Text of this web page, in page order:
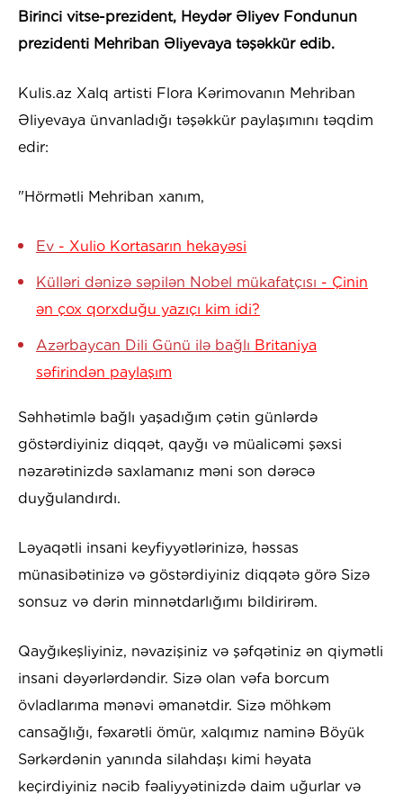
Birinci vitse-prezident, Heydər Əliyev Fondunun
prezidenti Mehriban Əliyevaya təşəkkür edib.
Kulis.az Xalq artisti Flora Kərimovanın Mehriban
Əliyevaya ünvanladığı təşəkkür paylaşımını təqdim
edir:
"Hörmətli Mehriban xanım,
Ev - Xulio Kortasarın hekayəsi
Külləri dənizə səpilən Nobel mükafatçısı - Çinin
ən çox qorxduğu yazıçı kim idi?
Azərbaycan Dili Günü ilə bağlı Britaniya
səfirindən paylaşım
Səhhətimlə bağlı yaşadığım çətin günlərdə
göstərdiyiniz diqqət, qayğı və müalicəmi şəxsi
nəzarətinizdə saxlamanız məni son dərəcə
duyğulandırdı.
Ləyaqətli insani keyfiyyətlərinizə, həssas
münasibətinizə və göstərdiyiniz diqqətə görə Sizə
sonsuz və dərin minnətdarlığımı bildirirəm.
Qayğıkeşliyiniz, nəvazişiniz və şəfqətiniz ən qiymətli
insani dəyərlərdəndir. Sizə olan vəfa borcum
övladlarıma mənəvi əmanətdir. Sizə möhkəm
cansağlığı, fəxarətli ömür, xalqımız naminə Böyük
Sərkərdənin yanında silahdaşı kimi həyata
keçirdiyiniz nəcib fəaliyyətinizdə daim uğurlar və